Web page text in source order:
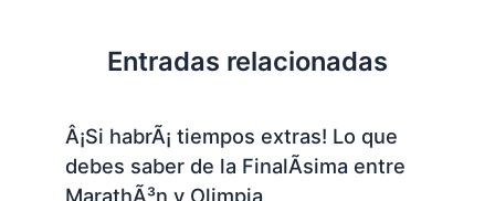
Entradas relacionadas
Â¡Si habrÃ¡ tiempos extras! Lo que
debes saber de la FinalÃ­sima entre
MarathÃ³n y Olimpia